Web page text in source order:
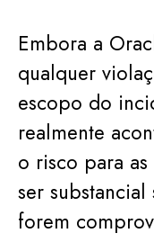
Embora a
qualquer
escopo do
realmente
o risco para
ser
forem